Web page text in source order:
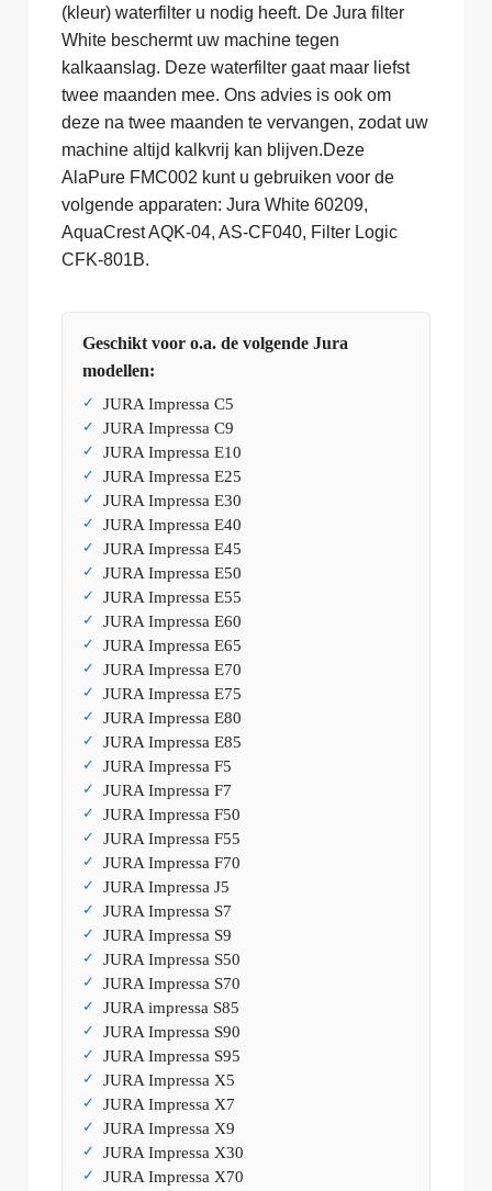
(kleur) waterfilter u nodig heeft. De Jura filter
White beschermt uw machine tegen
kalkaanslag. Deze waterfilter gaat maar liefst
twee maanden mee. Ons advies is ook om
deze na twee maanden te vervangen, zodat uw
machine altijd kalkvrij kan blijven.Deze
AlaPure FMC002 kunt u gebruiken voor de
volgende apparaten: Jura White 60209,
AquaCrest AQK-04, AS-CF040, Filter Logic
CFK-801B.
Geschikt voor o.a. de volgende Jura
modellen:
JURA Impressa C5
JURA Impressa C9
JURA Impressa E10
JURA Impressa E25
JURA Impressa E30
JURA Impressa E40
JURA Impressa E45
JURA Impressa E50
JURA Impressa E55
JURA Impressa E60
JURA Impressa E65
JURA Impressa E70
JURA Impressa E75
JURA Impressa E80
JURA Impressa E85
JURA Impressa F5
JURA Impressa F7
JURA Impressa F50
JURA Impressa F55
JURA Impressa F70
JURA Impressa J5
JURA Impressa S7
JURA Impressa S9
JURA Impressa S50
JURA Impressa S70
JURA impressa S85
JURA Impressa S90
JURA Impressa S95
JURA Impressa X5
JURA Impressa X7
JURA Impressa X9
JURA Impressa X30
JURA Impressa X70